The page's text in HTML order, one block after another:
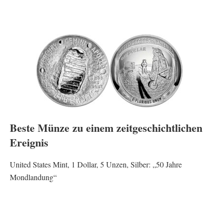
Beste Münze zu einem zeitgeschichtlichen
Ereignis
United States Mint, 1 Dollar, 5 Unzen, Silber: „50 Jahre
Mondlandung“